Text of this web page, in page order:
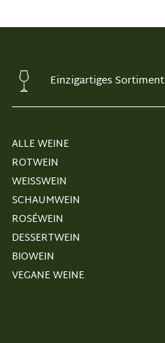
Einzigartiges Sortiment
ALLE WEINE
ROTWEIN
WEISSWEIN
SCHAUMWEIN
ROSÉWEIN
DESSERTWEIN
BIOWEIN
VEGANE WEINE